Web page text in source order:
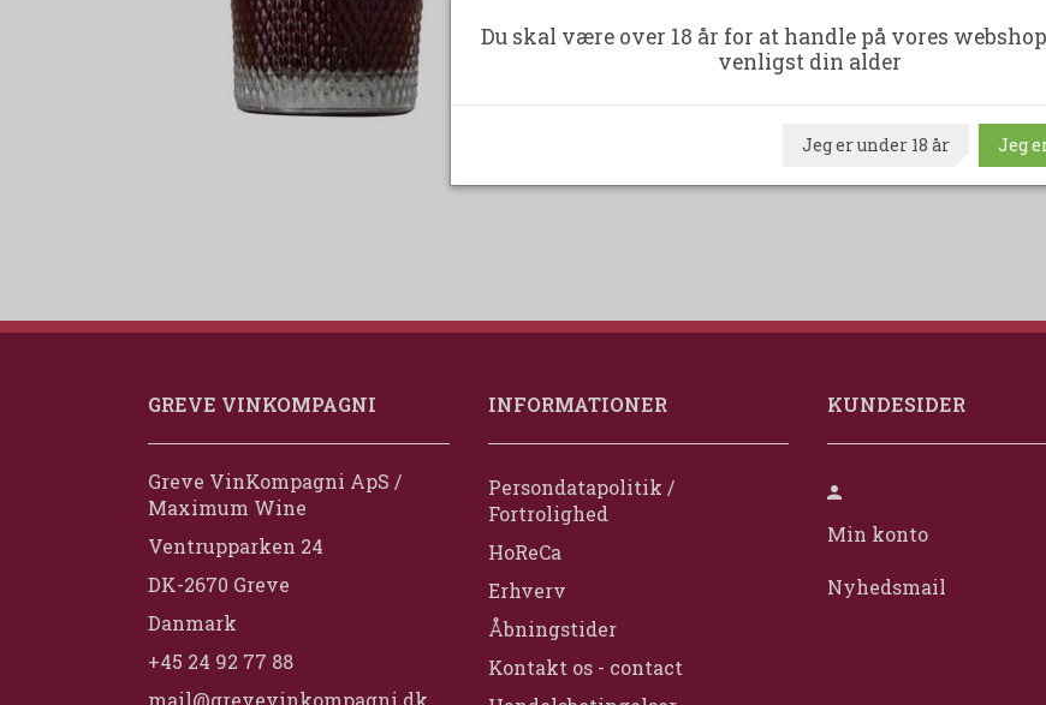
GREVE VINKOMPAGNI
Greve VinKompagni ApS /
Maximum Wine
Ventrupparken 24
DK-2670 Greve
Danmark
+45 24 92 77 88
mail@grevevinkompagni.dk
INFORMATIONER
Persondatapolitik /
Fortrolighed
HoReCa
Erhverv
Åbningstider
Kontakt os - contact
KUNDESIDER
Min konto
Nyhedsmail
Du skal være over 18 år for at handle på vores
venligst din alder
Jeg er under 18 år Jeg